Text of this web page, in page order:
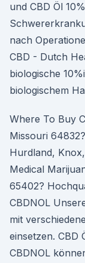
und CBD Öl
nach
CBD - Dutch
biologische
biologischem
Where To Buy
Missouri
Hurdland,
Medical
65402?
CBDNOL
mit
einsetzen. CBD
CBDNOL